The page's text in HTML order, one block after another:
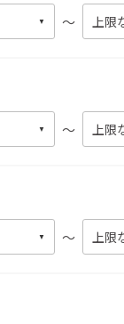
～
～
～